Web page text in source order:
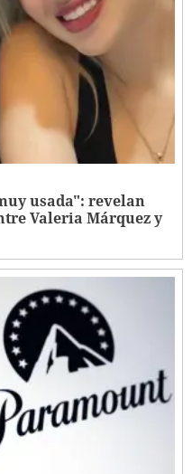
usada": revelan
Valeria Márquez y